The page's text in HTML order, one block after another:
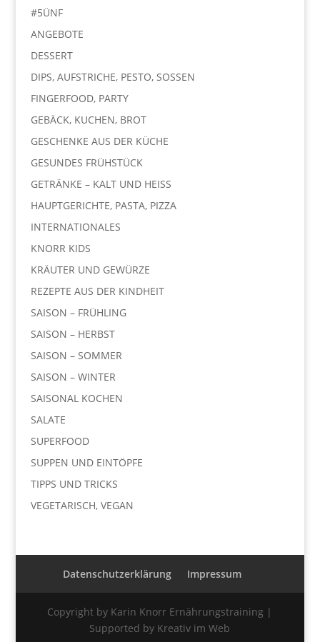
#5ÜNF
ANGEBOTE
DESSERT
DIPS, AUFSTRICHE, PESTO, SOSSEN
FINGERFOOD, PARTY
GEBÄCK, KUCHEN, BROT
GESCHENKE AUS DER KÜCHE
GESUNDES FRÜHSTÜCK
GETRÄNKE – KALT UND HEISS
HAUPTGERICHTE, PASTA, PIZZA
INTERNATIONALES
KNORR KIDS
KRÄUTER UND GEWÜRZE
REZEPTE AUS DER KINDHEIT
SAISON – FRÜHLING
SAISON – HERBST
SAISON – SOMMER
SAISON – WINTER
SAISONAL KOCHEN
SALATE
SUPERFOOD
SUPPEN UND EINTÖPFE
TIPPS UND TRICKS
VEGETARISCH, VEGAN
Datenschutzerklärung Impressum
Copyright by Karin Knorr Ernährungstraining |
Supported by Kreativ im Web